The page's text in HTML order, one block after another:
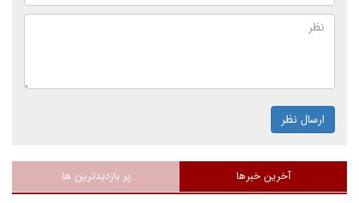
ارسال نظر
آخرین خبرها پر بازدیدترین ها